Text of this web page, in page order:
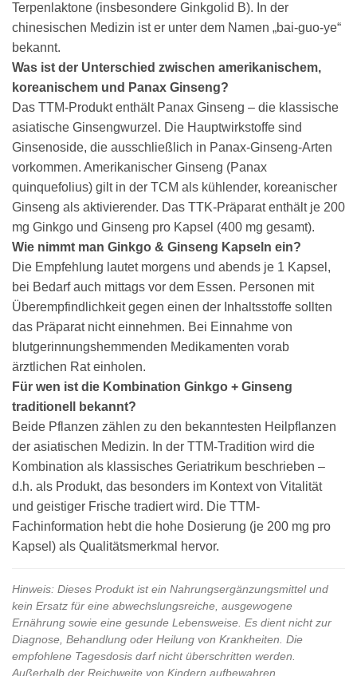
Terpenlaktone (insbesondere Ginkgolid B). In der
chinesischen Medizin ist er unter dem Namen „bai-guo-ye“
bekannt.
Was ist der Unterschied zwischen amerikanischem,
koreanischem und Panax Ginseng?
Das TTM-Produkt enthält Panax Ginseng – die klassische
asiatische Ginsengwurzel. Die Hauptwirkstoffe sind
Ginsenoside, die ausschließlich in Panax-Ginseng-Arten
vorkommen. Amerikanischer Ginseng (Panax
quinquefolius) gilt in der TCM als kühlender, koreanischer
Ginseng als aktivierender. Das TTK-Präparat enthält je 200
mg Ginkgo und Ginseng pro Kapsel (400 mg gesamt).
Wie nimmt man Ginkgo & Ginseng Kapseln ein?
Die Empfehlung lautet morgens und abends je 1 Kapsel,
bei Bedarf auch mittags vor dem Essen. Personen mit
Überempfindlichkeit gegen einen der Inhaltsstoffe sollten
das Präparat nicht einnehmen. Bei Einnahme von
blutgerinnungshemmenden Medikamenten vorab
ärztlichen Rat einholen.
Für wen ist die Kombination Ginkgo + Ginseng
traditionell bekannt?
Beide Pflanzen zählen zu den bekanntesten Heilpflanzen
der asiatischen Medizin. In der TTM-Tradition wird die
Kombination als klassisches Geriatrikum beschrieben –
d.h. als Produkt, das besonders im Kontext von Vitalität
und geistiger Frische tradiert wird. Die TTM-
Fachinformation hebt die hohe Dosierung (je 200 mg pro
Kapsel) als Qualitätsmerkmal hervor.
Hinweis: Dieses Produkt ist ein Nahrungsergänzungsmittel und
kein Ersatz für eine abwechslungsreiche, ausgewogene
Ernährung sowie eine gesunde Lebensweise. Es dient nicht zur
Diagnose, Behandlung oder Heilung von Krankheiten. Die
empfohlene Tagesdosis darf nicht überschritten werden.
Außerhalb der Reichweite von Kindern aufbewahren.